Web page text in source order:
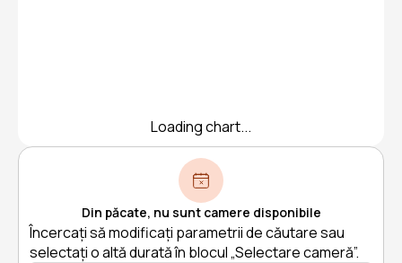
Loading chart...
Din păcate, nu sunt camere disponibile
Încercați să modificați parametrii de căutare sau
selectați o altă durată în blocul „Selectare cameră”.